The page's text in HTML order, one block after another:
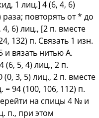
1 лиц.] 4 (6, 4, 6)
повторять от * до
6) лиц., [2 п. вместе
132) п. Связать 1 изн.
вязать нитью А.
(6, 5, 4) лиц., 2 п.
3, 5) лиц., 2 п. вместе
= 94 (100, 106, 112) п.
на спицы 4 № и
п., при этом